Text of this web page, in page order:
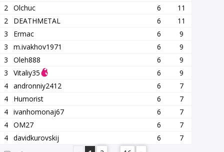
2
Olchuc 6
11
2
DEATHMETAL 6
11
3
Ermac 6
9
3
m.ivakhov1971 6
9
3
Oleh888 6
9
3
Vitaliy35 6
9
4 andronniy2412 6
7
4
Humorist 6
7
4 ivanhomonaj67 6
7
4 OM27 6
7
4 davidkurovskij 6
7